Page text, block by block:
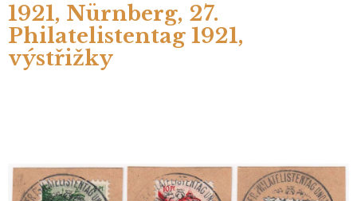
1921, Nürnberg, 27.
Philatelistentag 1921,
výstřižky